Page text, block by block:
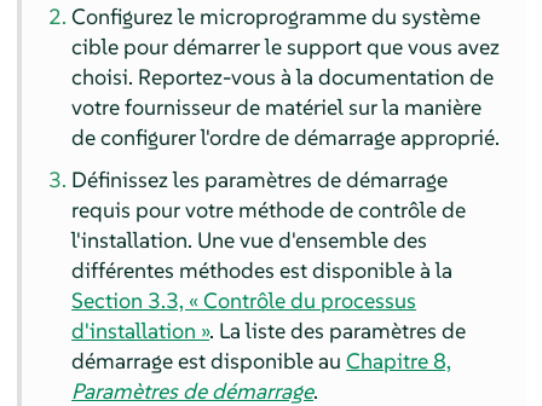
Configurez le microprogramme du système
cible pour démarrer le support que vous avez
choisi. Reportez-vous à la documentation de
votre fournisseur de matériel sur la manière
de configurer l'ordre de démarrage approprié.
Définissez les paramètres de démarrage
requis pour votre méthode de contrôle de
l'installation. Une vue d'ensemble des
différentes méthodes est disponible à la
Section 3.3, « Contrôle du processus
d'installation ». La liste des paramètres de
démarrage est disponible auChapitre 8,
Paramètres de démarrage.